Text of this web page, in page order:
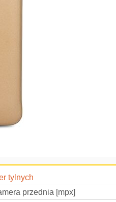
tylnych
przednia [mpx]